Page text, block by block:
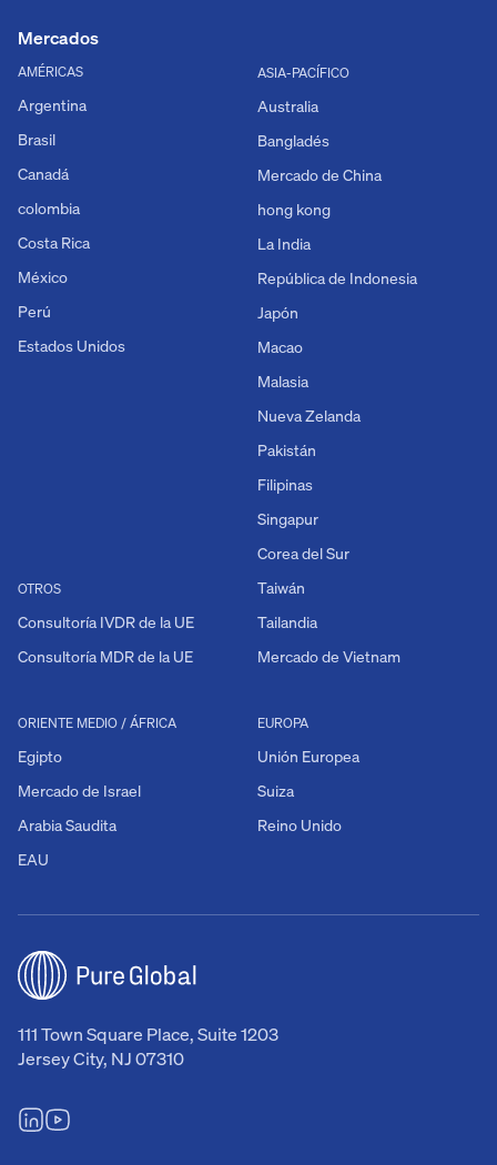
111 Town Square Place, Suite 1203
Jersey City, NJ 07310
Mercados
AMÉRICAS
Argentina
Brasil
Canadá
colombia
Costa Rica
México
Perú
Estados Unidos
OTROS
Consultoría IVDR de la UE
Consultoría MDR de la UE
EUROPA
Unión Europea
Suiza
Reino Unido
ORIENTE MEDIO / ÁFRICA
Egipto
Mercado de Israel
Arabia Saudita
EAU
ASIA-PACÍFICO
Australia
Bangladés
Mercado de China
hong kong
La India
República de Indonesia
Japón
Macao
Malasia
Nueva Zelanda
Pakistán
Filipinas
Singapur
Corea del Sur
Taiwán
Tailandia
Mercado de Vietnam